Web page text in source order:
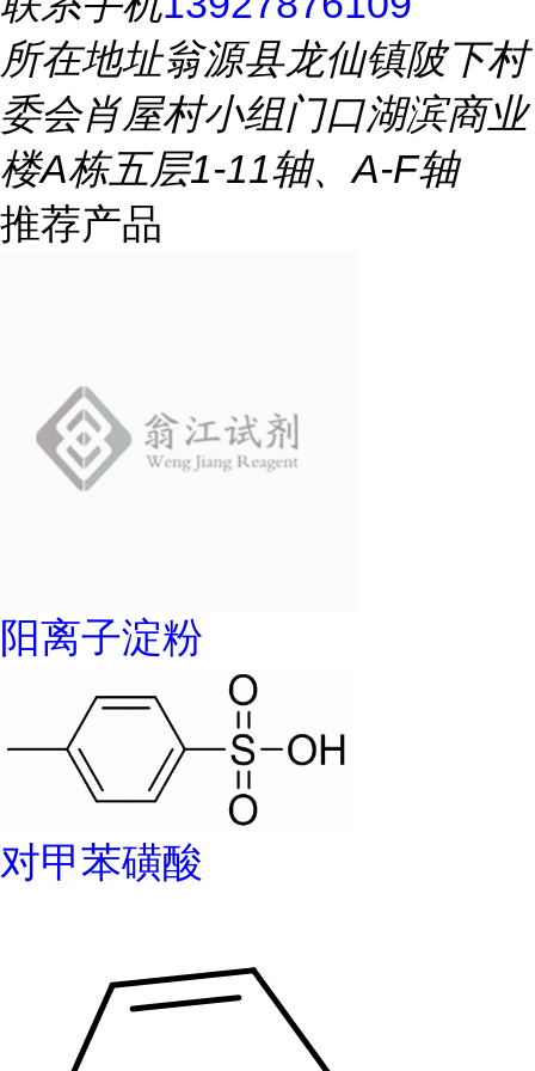
所在地址翁源县龙仙镇陂下村
委会肖屋村小组门口湖滨商业
楼A栋五层1-11轴、A-F轴
推荐产品
阳离子淀粉
对甲苯磺酸